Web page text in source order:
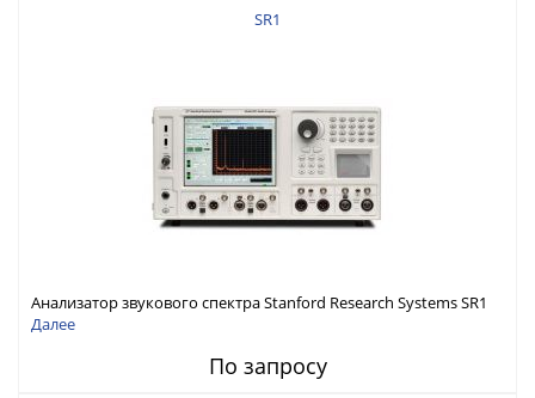
SR1
Анализатор звукового спектра Stanford Research Systems SR1
Далее
По запросу